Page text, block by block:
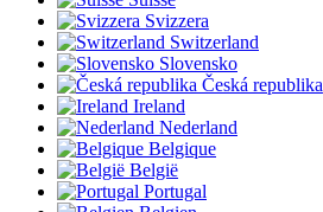
Svizzera
Switzerland
Slovensko
Česká republika
Ireland
Nederland
Belgique
België
Portugal